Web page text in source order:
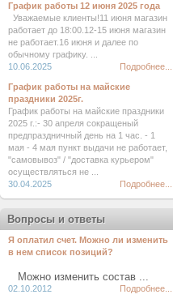
График работы 12 июня 2025 года
Уважаемые клиенты!11 июня магазин
работает до 18:00.12-15 июня магазин
не работает.16 июня и далее по
обычному графику. ...
10.06.2025
Подробнее...
График работы на майские
праздники 2025г.
График работы на майские праздники
2025 г.:- 30 апреля сокращеный
предпраздничный день на 1 час. - 1
мая - 4 мая пункт выдачи не работает,
"самовывоз" / "доставка курьером"
осуществляться не ...
30.04.2025
Подробнее...
Вопросы и ответы
Я оплатил счет. Можно ли изменить
в нем список позиций?
Можно изменить состав ...
02.10.2012 Подробнее...